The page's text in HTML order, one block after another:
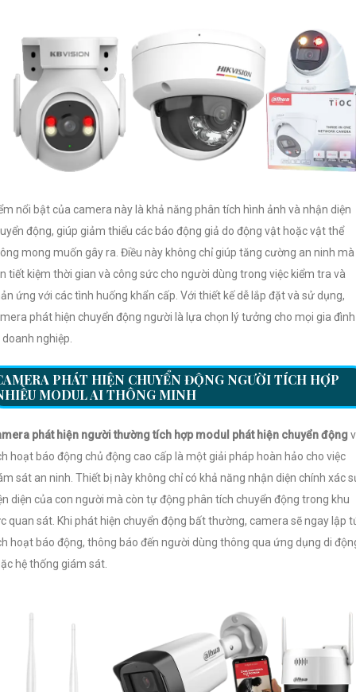
nổi bật của camera này là khả năng phân tích hình ảnh và nhận diện
động, giúp giảm thiểu các báo động giả do động vật hoặc vật thể
mong muốn gây ra. Điều này không chỉ giúp tăng cường an ninh mà
tiết kiệm thời gian và công sức cho người dùng trong việc kiểm tra và
ứng với các tình huống khẩn cấp. Với thiết kế dễ lắp đặt và sử dụng,
phát hiện chuyển động người là lựa chọn lý tưởng cho mọi gia đình
doanh nghiệp.
PHÁT HIỆN CHUYỂN ĐỘNG NGƯỜI TÍCH HỢP
MODUL AI THÔNG MINH
phát hiện người thường tích hợp modul phát hiện chuyển động
hoạt báo động chủ động cao cấp là một giải pháp hoàn hảo cho việc
sát an ninh. Thiết bị này không chỉ có khả năng nhận diện chính xác
diện của con người mà còn tự động phân tích chuyển động trong khu
quan sát. Khi phát hiện chuyển động bất thường, camera sẽ ngay lập
hoạt báo động, thông báo đến người dùng thông qua ứng dụng di
hệ thống giám sát.